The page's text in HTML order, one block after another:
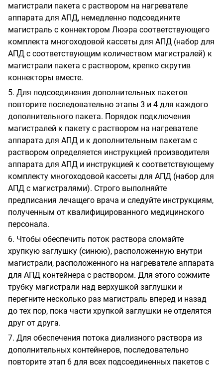
магистрали пакета с раствором на нагревателе
аппарата для АПД, немедленно подсоедините
магистраль с коннектором Люэра соответствующего
комплекта многоходовой кассеты для АПД (набор для
АПД с соответствующим количеством магистралей) к
магистрали пакета с раствором, крепко скрутив
коннекторы вместе.
5. Для подсоединения дополнительных пакетов
повторите последовательно этапы 3 и 4 для каждого
дополнительного пакета. Порядок подключения
магистралей к пакету с раствором на нагревателе
аппарата для АПД и к дополнительным пакетам с
раствором определяется инструкцией производителя
аппарата для АПД и инструкцией к соответствующему
комплекту многоходовой кассеты для АПД (набор для
АПД с магистралями). Строго выполняйте
предписания лечащего врача и следуйте инструкциям,
полученным от квалифицированного медицинского
персонала.
6. Чтобы обеспечить поток раствора сломайте
хрупкую заглушку (синюю), расположенную внутри
магистрали, расположенного на нагревателе аппарата
для АПД контейнера с раствором. Для этого сожмите
трубку магистрали над верхушкой заглушки и
перегните несколько раз магистраль вперед и назад
до тех пор, пока части хрупкой заглушки не отделятся
друг от друга.
7. Для обеспечения потока диализного раствора из
дополнительных контейнеров, последовательно
повторите этап 6 для всех подсоединенных пакетов с